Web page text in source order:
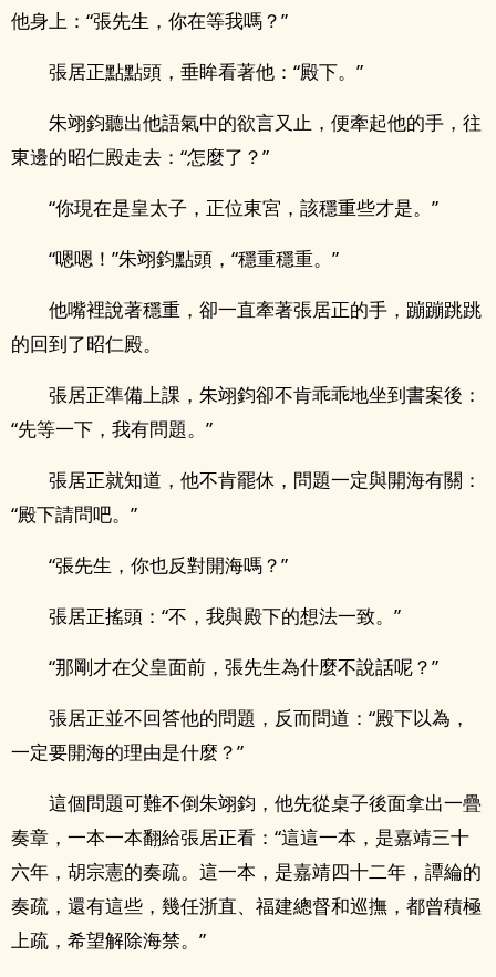
他身上：“張先生，你在等我嗎？”
張居正點點頭，垂眸看著他：“殿下。”
朱翊鈞聽出他語氣中的欲言又止，便牽起他的手，往
東邊的昭仁殿走去：“怎麼了？”
“你現在是皇太子，正位東宮，該穩重些才是。”
“嗯嗯！”朱翊鈞點頭，“穩重穩重。”
他嘴裡說著穩重，卻一直牽著張居正的手，蹦蹦跳跳
的回到了昭仁殿。
張居正準備上課，朱翊鈞卻不肯乖乖地坐到書案後：
“先等一下，我有問題。”
張居正就知道，他不肯罷休，問題一定與開海有關：
“殿下請問吧。”
“張先生，你也反對開海嗎？”
張居正搖頭：“不，我與殿下的想法一致。”
“那剛才在父皇面前，張先生為什麼不說話呢？”
張居正並不回答他的問題，反而問道：“殿下以為，
一定要開海的理由是什麼？”
這個問題可難不倒朱翊鈞，他先從桌子後面拿出一疊
奏章，一本一本翻給張居正看：“這這一本，是嘉靖三十
六年，胡宗憲的奏疏。這一本，是嘉靖四十二年，譚綸的
奏疏，還有這些，幾任浙直、福建總督和巡撫，都曾積極
上疏，希望解除海禁。”